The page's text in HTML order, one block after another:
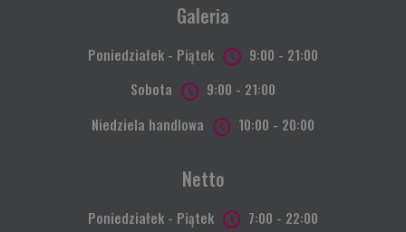
Galeria
Poniedziałek - Piątek
9:00 - 21:00
Sobota
9:00 - 21:00
Niedziela handlowa
10:00 - 20:00
Netto
Poniedziałek - Piątek
7:00 - 22:00